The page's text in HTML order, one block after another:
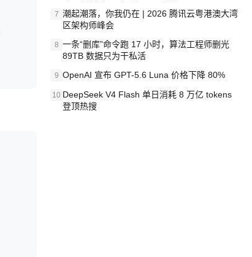
7 潮起潮落，你我仍在 | 2026 腾讯云粤港澳大湾
区架构师峰会
8 一条“删库”命令跑 17 小时，算法工程师删光
89TB 数据只为干私活
9 OpenAI 宣布 GPT-5.6 Luna 价格下降 80%
10 DeepSeek V4 Flash 单日消耗 8 万亿 tokens
登顶热搜